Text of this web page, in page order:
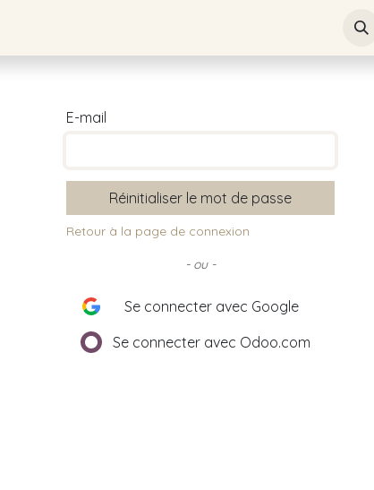
Publications et témoignages
E-mail
Réinitialiser le mot de passe
Retour à la page de connexion
- ou -
Se connecter avec Google
Se connecter avec Odoo.com